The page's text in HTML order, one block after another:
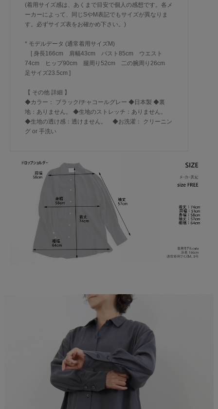
(着用サイズ感は、あくまで目安で個人の感想です。各メ
ーカーによって、同じSやM表記でもサイズが異なりま
す。必ずサイズ表をお確かめ下さい。)
* モデルデータ (通常着用サイズM)
[ 身長166cm 肩幅43cm バスト85cm ウエスト
74cm ヒップ90cm 腿周り52cm 二の腕周り26cm
足サイズ23.5cm ]
【 その他 詳細 】
◆カラー： ブラック/チャコールグレー ◆日本製 ◆裏
地：ありません。 ◆生地のストレッチ：ありません。
◆生地の透け感：透けません。 ◆お洗濯： クリーニン
グ or 手洗い